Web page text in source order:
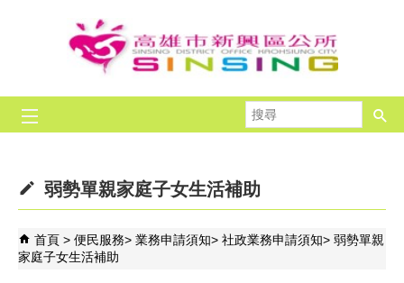
跳到主要內容區塊
尋
弱勢單親家庭子女生活補助
首頁 便民服務 業務申請須知 社政業務申請須知
弱勢單親
家庭子女生活補助